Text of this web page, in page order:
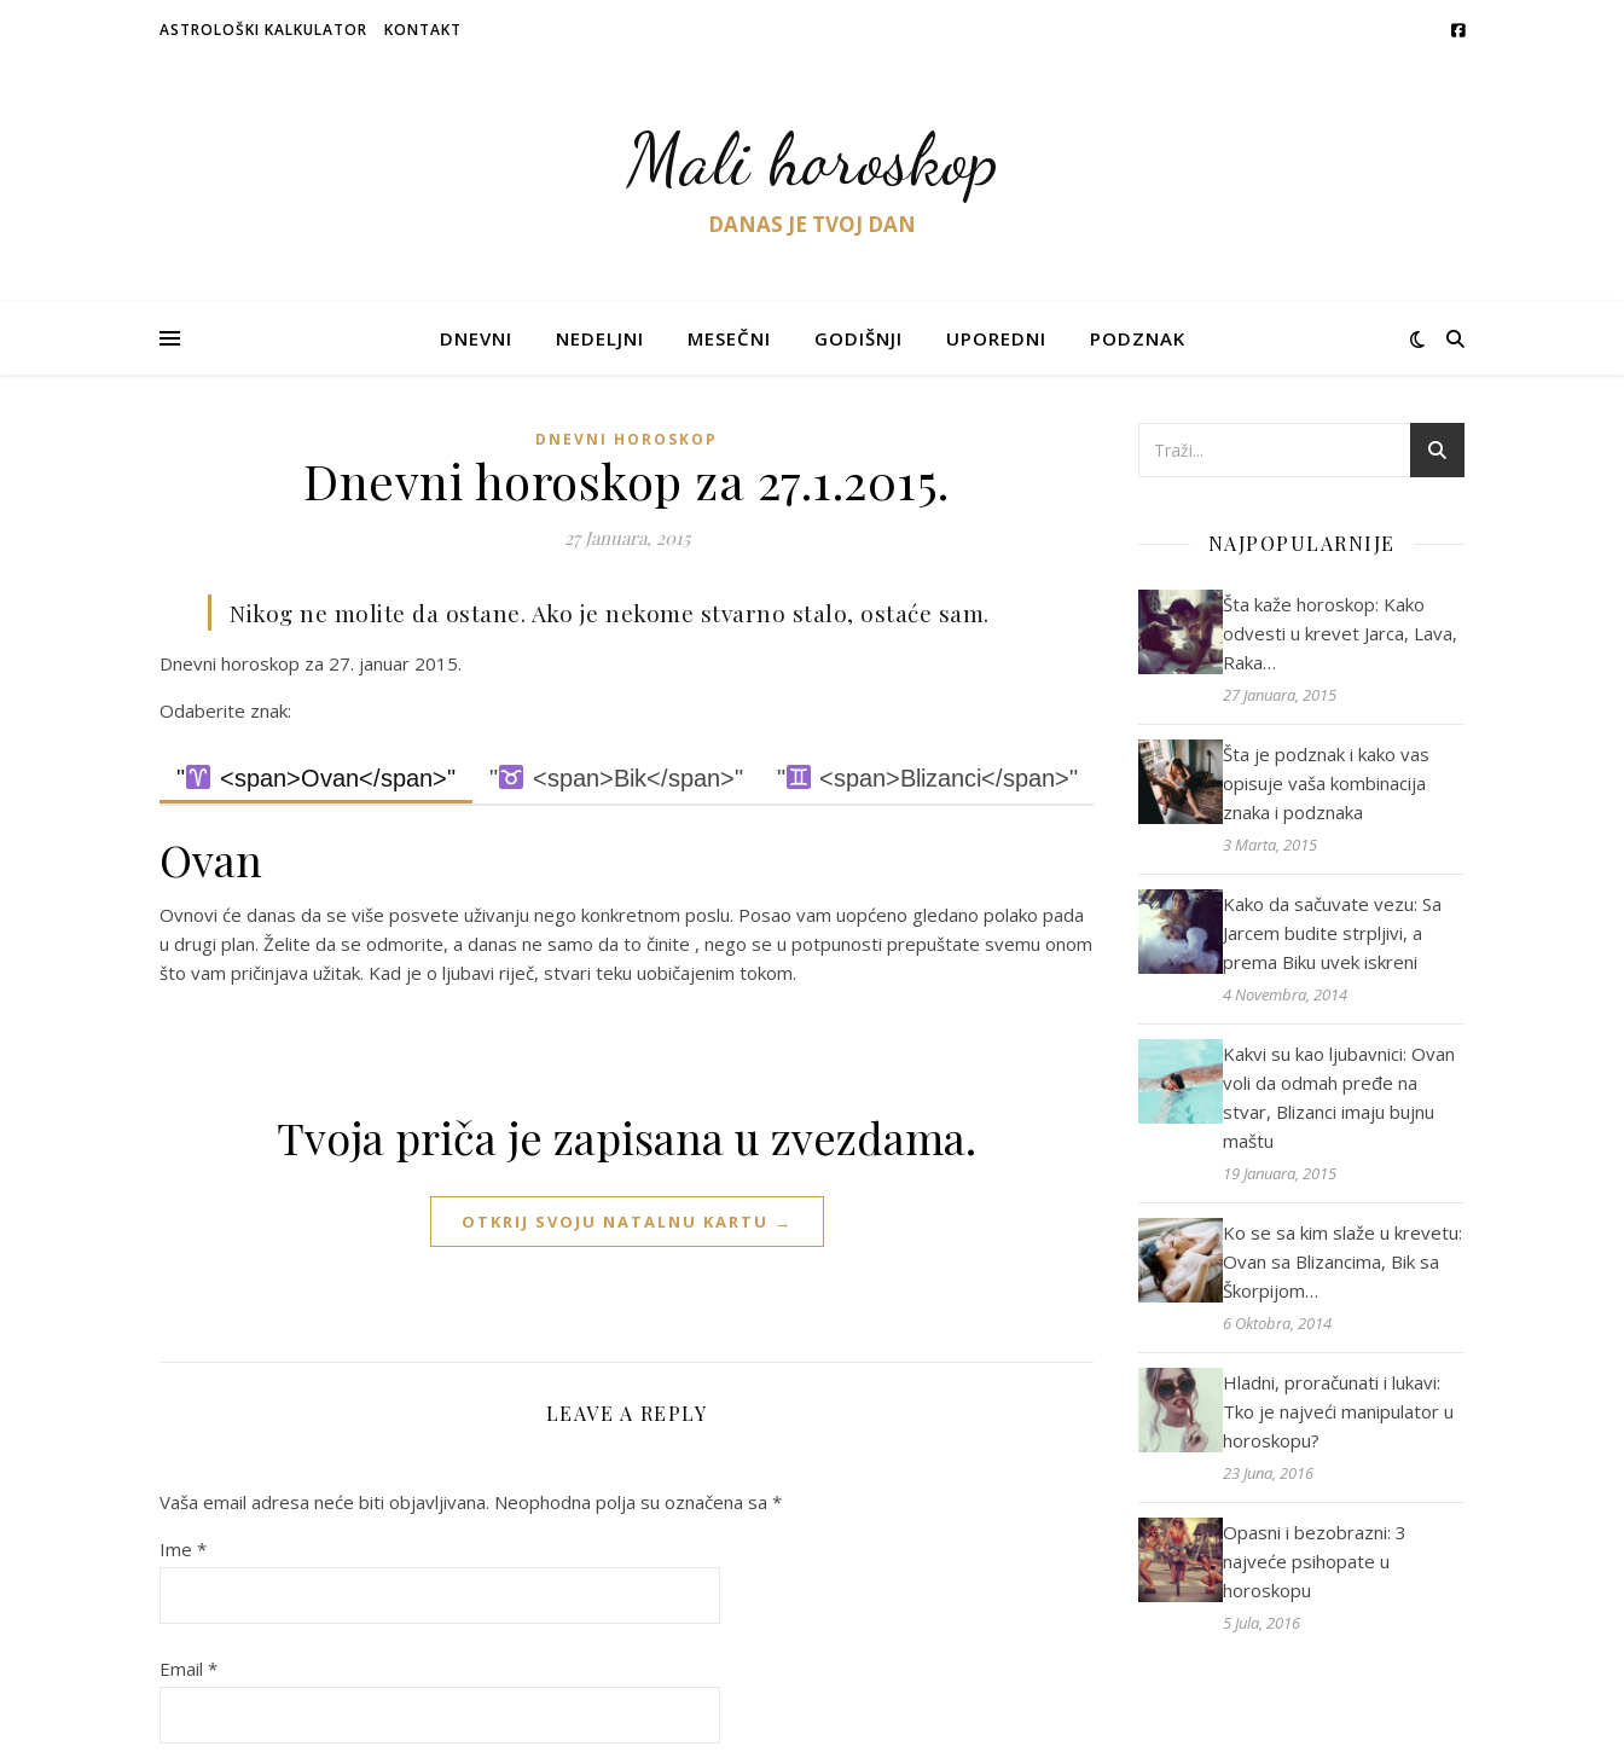
ASTROLOŠKI KALKULATOR KONTAKT
Mali horoskop
DANAS JE TVOJ DAN
DNEVNI NEDELJNI MESEČNI GODIŠNJI UPOREDNI PODZNAK
DNEVNI HOROSKOP
Dnevni horoskop za 27.1.2015.
27 Januara, 2015
Nikog ne molite da ostane. Ako je nekome stvarno stalo, ostaće sam.
Dnevni horoskop za 27. januar 2015.
Odaberite znak:
" <span>Ovan</span>" " <span>Bik</span>" " <span>Blizanci</span>" <span>Rak</span>" "
Ovan
Ovnovi će danas da se više posvete uživanju nego konkretnom poslu. Posao vam uopćeno gledano polako pada
u drugi plan. Želite da se odmorite, a danas ne samo da to činite , nego se u potpunosti prepuštate svemu onom
što vam pričinjava užitak. Kad je o ljubavi riječ, stvari teku uobičajenim tokom.
Tvoja priča je zapisana u zvezdama.
OTKRIJ SVOJU NATALNU KARTU →
LEAVE A REPLY
Vaša email adresa neće biti objavljivana. Neophodna polja su označena sa *
Ime *
Email *
NAJPOPULARNIJE
Šta kaže horoskop: Kako
odvesti u krevet Jarca, Lava,
Raka…
27 Januara, 2015
Šta je podznak i kako vas
opisuje vaša kombinacija
znaka i podznaka
3 Marta, 2015
Kako da sačuvate vezu: Sa
Jarcem budite strpljivi, a
prema Biku uvek iskreni
4 Novembra, 2014
Kakvi su kao ljubavnici: Ovan
voli da odmah pređe na
stvar, Blizanci imaju bujnu
maštu
19 Januara, 2015
Ko se sa kim slaže u krevetu:
Ovan sa Blizancima, Bik sa
Škorpijom…
6 Oktobra, 2014
Hladni, proračunati i lukavi:
Tko je najveći manipulator u
horoskopu?
23 Juna, 2016
Opasni i bezobrazni: 3
najveće psihopate u
horoskopu
5 Jula, 2016